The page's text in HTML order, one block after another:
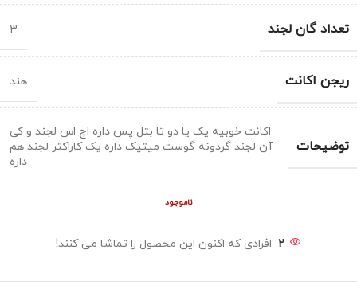
تعداد گان لجند 3
ریجن اکانت هند
توضیحات
اکانت خوبیه یک یا دو تا بتل پس داره اچ اس لجند و کی
آن لجند گردونه گوست میتیک داره یک کاراکتر لجند هم
داره
ناموجود
2 افرادی که اکنون این محصول را تماشا می کنند!